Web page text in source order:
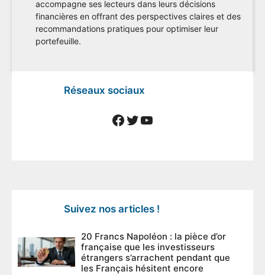
accompagne ses lecteurs dans leurs décisions
financières en offrant des perspectives claires et des
recommandations pratiques pour optimiser leur
portefeuille.
Réseaux sociaux
Facebook
Twitter
YouTube
Suivez nos articles !
20 Francs Napoléon : la pièce d’or
française que les investisseurs
étrangers s’arrachent pendant que
les Français hésitent encore